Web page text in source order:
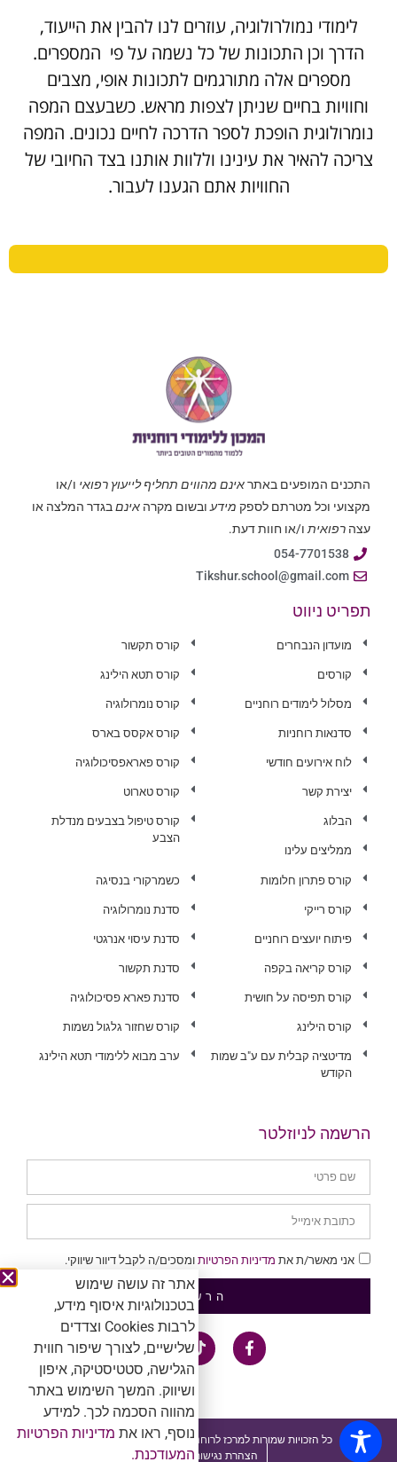
לימודי נמולרולוגיה, עוזרים לנו להבין את הייעוד,
הדרך וכן התכונות של כל נשמה על פי המספרים.
מספרים אלה מתורגמים לתכונות אופי, מצבים
וחוויות בחיים שניתן לצפות מראש. כשבעצם המפה
נומרולוגית הופכת לספר הדרכה לחיים נכונים. המפה
צריכה להאיר את עינינו וללוות אותנו בצד החיובי של
החוויות אתם הגענו לעבור.
התכנים המופעים באתראינם מהווים תחליף לייעוץ רפואי ו/או
מקצועי וכל מטרתם לספק מידע ובשום מקרה אינםבגדר המלצה או
עצה רפואית ו/או חוות דעת.
054-7701538
Tikshur.school@gmail.com
תפריט ניווט
מועדון הנבחרים
קורסים
מסלול לימודים רוחניים
סדנאות רוחניות
לוח אירועים חודשי
יצירת קשר
הבלוג
ממליצים עלינו
קורס תקשור
קורס תטא הילינג
קורס נומרולוגיה
קורס אקסס בארס
קורס פאראפסיכולוגיה
קורס טארוט
קורס טיפול בצבעים מנדלת
הצבע
קורס פתרון חלומות
קורס רייקי
פיתוח יועצים רוחניים
קורס קריאה בקפה
קורס תפיסה על חושית
קורס הילינג
מדיטציה קבלית עם ע"ב שמות
הקודש
כשמרקורי בנסיגה
סדנת נומרולוגיה
סדנת עיסוי אנרגטי
סדנת תקשור
סדנת פארא פסיכולוגיה
קורס שחזור גלגול נשמות
ערב מבוא ללימודי תטא הילינג
הרשמה לניוזלטר
אני מאשר/ת את מדיניות הפרטיות ומסכים/ה לקבל דיוור שיווקי.
הרשמה
כל הזכויות שמורות למרכז לרוחניות. אין להעתיק ולשכפל ™®Ⓒ
הצהרת נגישות ומדיניות פרטיות
אתר זה עושה שימוש
בטכנולוגיות איסוף מידע,
לרבות Cookies וצדדים
שלישיים, לצורך שיפור חווית
הגלישה, סטטיסטיקה, איפון
ושיווק. המשך השימוש באתר
מהווה הסכמה לכך. למידע
נוסף, ראו את מדיניות הפרטיות
המעודכנת.